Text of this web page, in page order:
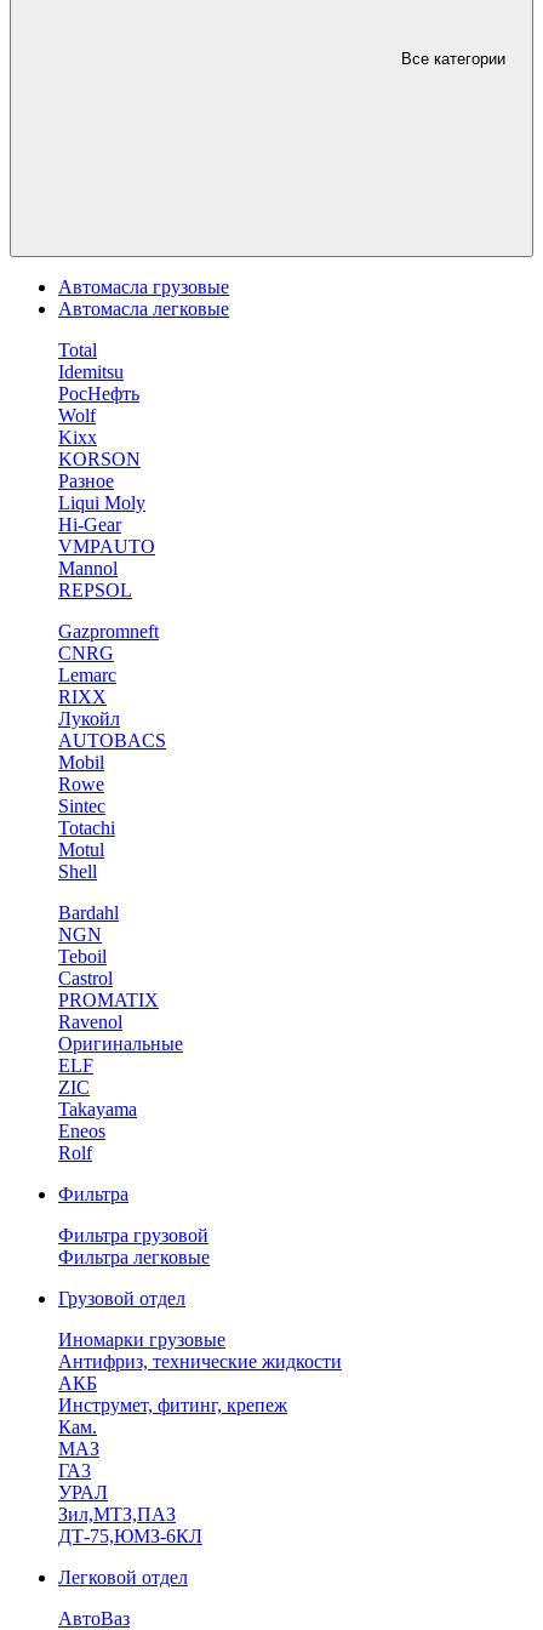
Все категории
Автомасла грузовые
Автомасла легковые
Total
Idemitsu
РосНефть
Wolf
Kixx
KORSON
Разное
Liqui Moly
Hi-Gear
VMPAUTO
Mannol
REPSOL
Gazpromneft
CNRG
Lemarc
RIXX
Лукойл
AUTOBACS
Mobil
Rowe
Sintec
Totachi
Motul
Shell
Bardahl
NGN
Teboil
Castrol
PROMATIX
Ravenol
Оригинальные
ELF
ZIC
Takayama
Eneos
Rolf
Фильтра
Фильтра грузовой
Фильтра легковые
Грузовой отдел
Иномарки грузовые
Антифриз, технические жидкости
АКБ
Инструмет, фитинг, крепеж
Кам.
МАЗ
ГА3
УРАЛ
Зил,МТЗ,ПАЗ
ДТ-75,ЮМЗ-6КЛ
Легковой отдел
АвтоВаз